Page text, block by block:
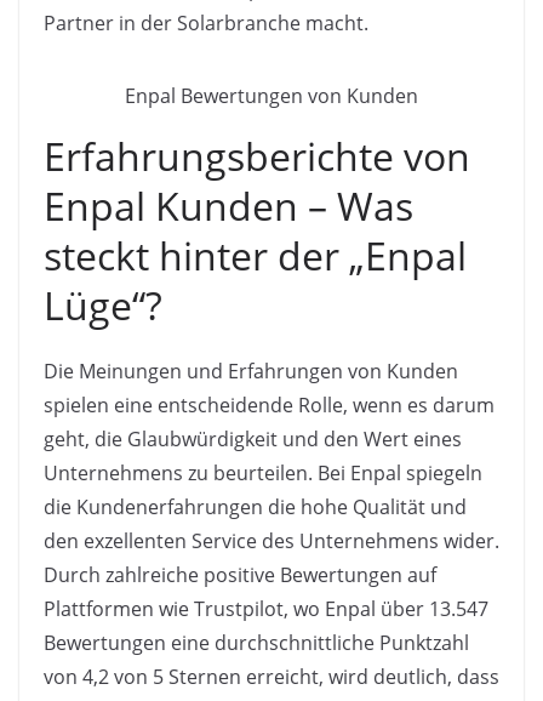
Partner in der Solarbranche macht.
Enpal Bewertungen von Kunden
Erfahrungsberichte von
Enpal Kunden – Was
steckt hinter der „Enpal
Lüge“?
Die Meinungen und Erfahrungen von Kunden
spielen eine entscheidende Rolle, wenn es darum
geht, die Glaubwürdigkeit und den Wert eines
Unternehmens zu beurteilen. Bei Enpal spiegeln
die Kundenerfahrungen die hohe Qualität und
den exzellenten Service des Unternehmens wider.
Durch zahlreiche positive Bewertungen auf
Plattformen wie Trustpilot, wo Enpal über 13.547
Bewertungen eine durchschnittliche Punktzahl
von 4,2 von 5 Sternen erreicht, wird deutlich, dass